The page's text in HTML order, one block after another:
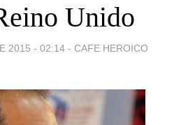
Unido
2015 - 02:14 - CAFE HEROICO